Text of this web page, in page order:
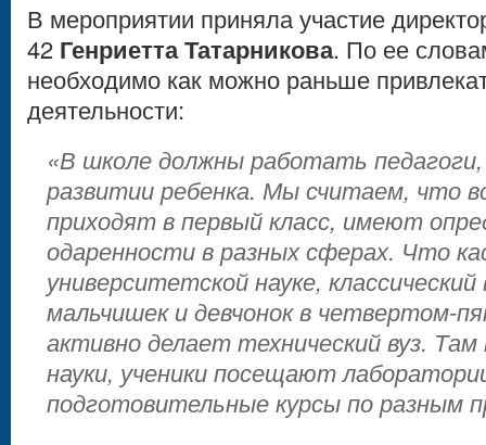
В мероприятии приняла участие
42 Генриетта Татарникова. По ее
необходимо как можно раньше
деятельности:
«В школе должны работать
развитии ребенка. Мы считаем, что
приходят в первый класс, имеют
одаренности в разных сферах. Что
университетской науке,
мальчишек и девчонок в четвертом-
активно делает технический вуз.
науки, ученики посещают
подготовительные курсы по разным